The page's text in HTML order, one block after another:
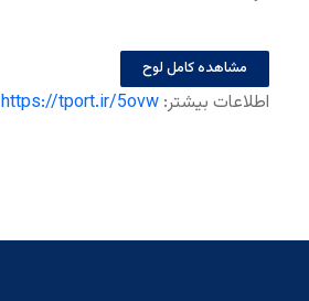
مشاهده کامل لوح
اطلاعات بیشتر: https://tport.ir/5ovw